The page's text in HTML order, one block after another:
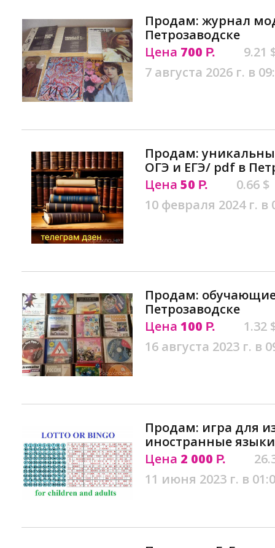
Продам: журнал
Петрозаводске
Цена 700 Р.
9.21
7 августа 2026 г. в
Продам:
ОГЭ и ЕГЭ/ pdf в
Цена 50 Р.
0.66 $
10 февраля 2024 г. в
Продам:
Петрозаводске
Цена 100 Р.
1.32
16 августа 2023 г. в
Продам: игра для
иностранные
Цена 2 000 Р.
11 июня 2023 г. в